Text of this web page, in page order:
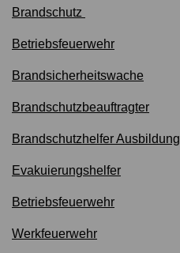
Brandschutz
Betriebsfeuerwehr
Brandsicherheitswache
Brandschutzbeauftragter
Brandschutzhelfer Ausbildung
Evakuierungshelfer
Betriebsfeuerwehr
Werkfeuerwehr